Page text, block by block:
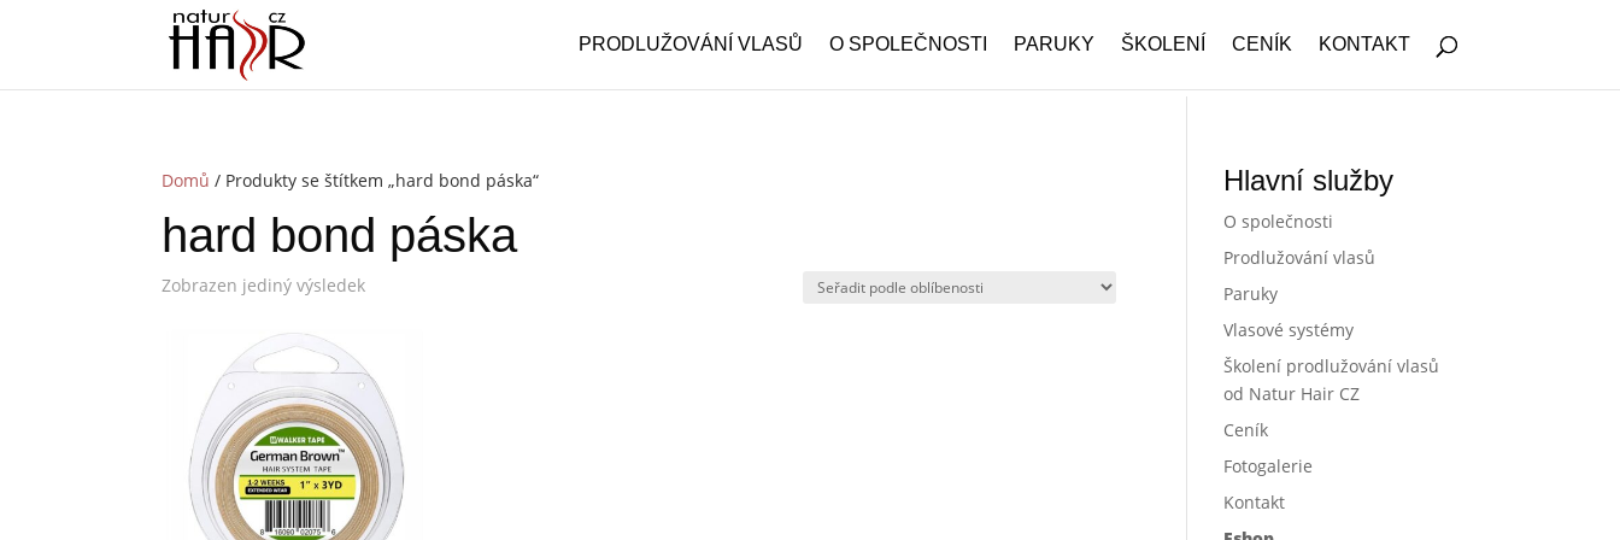
PRODLUŽOVÁNÍ VLASŮ O SPOLEČNOSTI PARUKY ŠKOLENÍ CENÍK KONTAKT
Domů / Produkty se štítkem „hard bond páska“
hard bond páska
Zobrazen jediný výsledek
Hlavní služby
O společnosti
Prodlužování vlasů
Paruky
Vlasové systémy
Školení prodlužování vlasů
od Natur Hair CZ
Ceník
Fotogalerie
Kontakt